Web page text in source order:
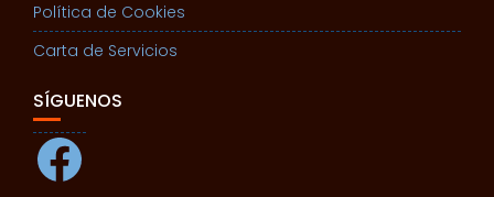
Política de Cookies
Carta de Servicios
SÍGUENOS
Facebook